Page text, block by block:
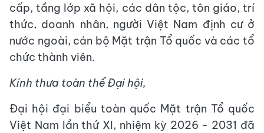
cấp, tầng lớp xã hội, các dân tộc, tôn giáo, trí
thức, doanh nhân, người Việt Nam định cư ở
nước ngoài, cán bộ Mặt trận Tổ quốc và các tổ
chức thành viên.
Kính thưa toàn thể Đại hội,
Đại hội đại biểu toàn quốc Mặt trận Tổ quốc
Việt Nam lần thứ XI, nhiệm kỳ 2026 - 2031 đã